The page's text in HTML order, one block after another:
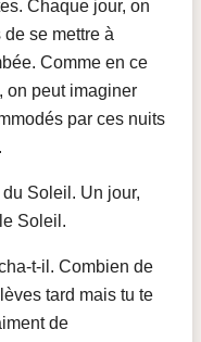
Chaque jour, on
se mettre à
Comme en ce
on peut imaginer
par ces nuits
Soleil. Un jour,
Soleil.
t-il. Combien de
tard mais tu te
de